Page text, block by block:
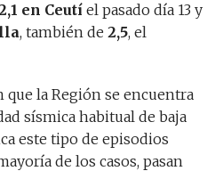
en Ceutíel pasado día 13 y
, también de 2,5, el
la Región se encuentra
sísmica habitual de baja
este tipo de episodios
de los casos, pasan